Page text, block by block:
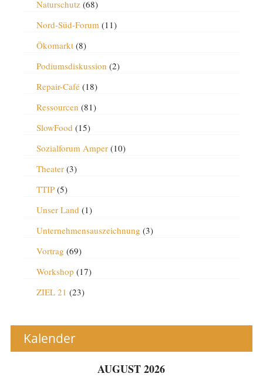
Naturschutz(68)
Nord-Süd-Forum(11)
Ökomarkt(8)
Podiumsdiskussion (2)
Repair-Café(18)
Ressourcen (81)
SlowFood (15)
Sozialforum Amper(10)
Theater(3)
TTIP(5)
Unser Land (1)
Unternehmensauszeichnung (3)
Vortrag (69)
Workshop (17)
ZIEL 21 (23)
Kalender
AUGUST 2026